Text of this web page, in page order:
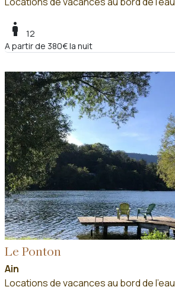
boy
12
A partir de 380€ la nuit
Le Ponton
Ain
Locations de vacances au bord de l'eau